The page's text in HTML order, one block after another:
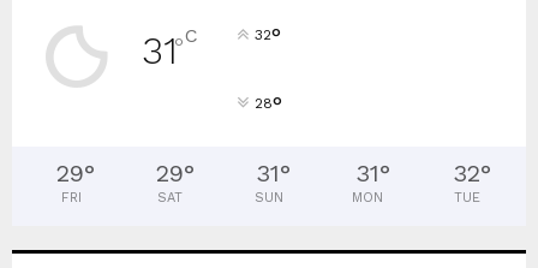
31°C 32°
28°
29°
FRI
29°
SAT
31°
SUN
31°
MON
32°
TUE